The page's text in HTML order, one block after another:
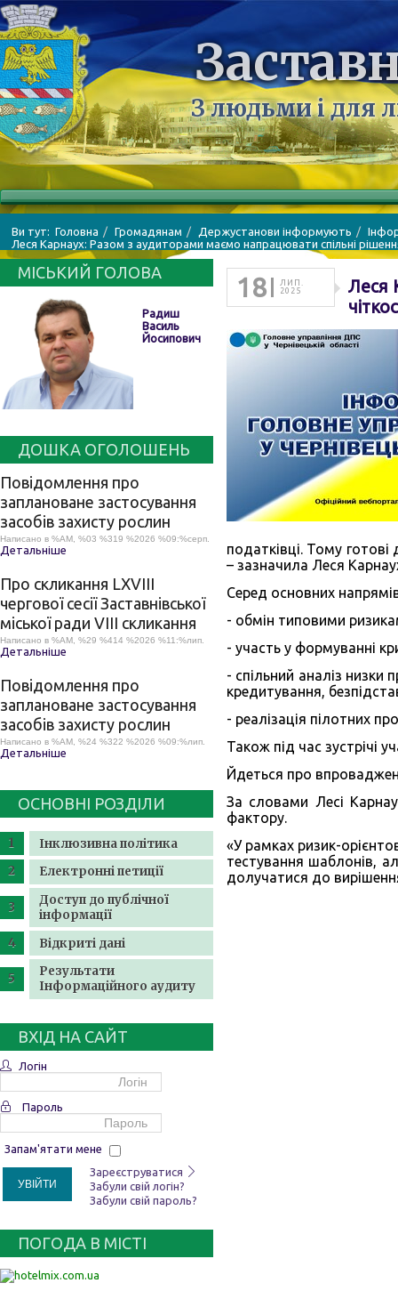
З людьми і для
Ви тут: Головна Громадянам Держустанови інформують
Леся Карнаух: Разом з аудиторами маємо напрацювати спільні
МІСЬКИЙ ГОЛОВА
Радиш
Василь
Йосипович
ДОШКА ОГОЛОШЕНЬ
Повідомлення про
заплановане застосування
засобів захисту рослин
Написано в %AM, %03 %319 %2026 %09:%серп.
Детальніше
Про скликання LХVІІІ
чергової сесії Заставнівської
міської ради VIII скликання
Написано в %AM, %29 %414 %2026 %11:%лип.
Детальніше
Повідомлення про
заплановане застосування
засобів захисту рослин
Написано в %AM, %24 %322 %2026 %09:%лип.
Детальніше
ОСНОВНІ РОЗДІЛИ
Інклюзивна політика
Електронні петиції
Доступ до публічної
інформації
Відкриті дані
Результати
Інформаційного аудиту
ВХІД НА САЙТ
Логін
Пароль
Запам'ятати мене
УВІЙТИ
Зареєструватися
Забули свій логін?
Забули свій пароль?
ПОГОДА В МІСТІ
18
ЛИП.
2025
Леся
податківці. Тому
– зазначила Леся
Серед основних
- обмін типовими
- участь у формуванні
- спільний аналіз низки
кредитування,
- реалізація пілотних
Також під час зустрічі
Йдеться про
За словами Лесі
фактору.
«У рамках ризик-
тестування шаблонів,
долучатися до